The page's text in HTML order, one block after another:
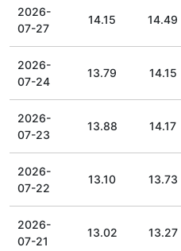
2026-
07-27
14.15 14.49
2026-
07-24
13.79 14.15
2026-
07-23
13.88 14.17
2026-
07-22
13.10 13.73
2026-
07-21
13.02 13.27